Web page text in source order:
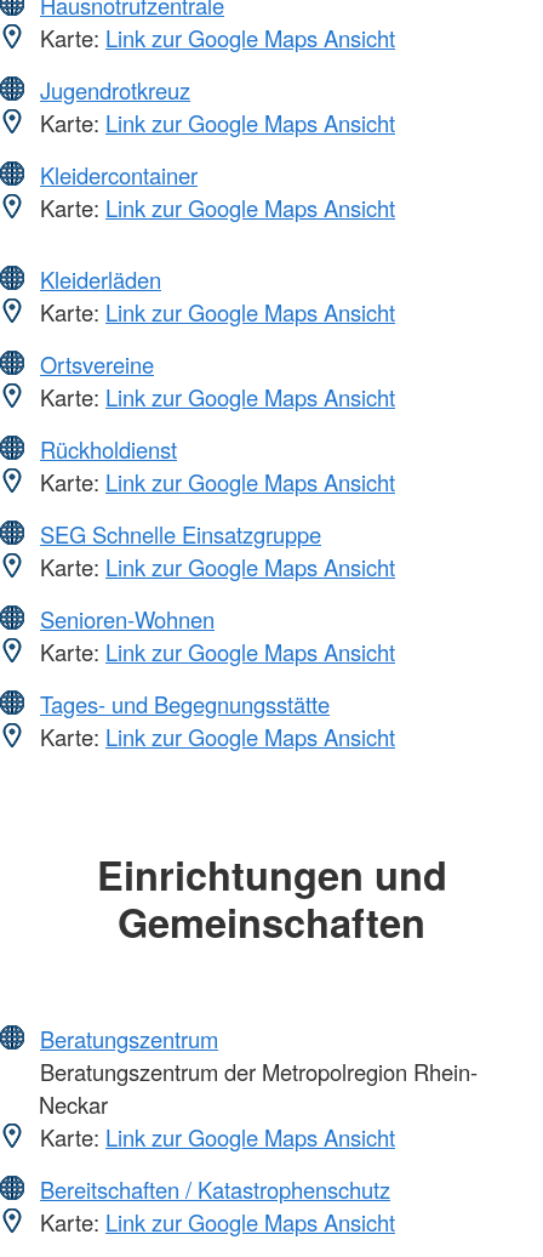
Karte: Link zur Google Maps Ansicht
Jugendrotkreuz
Karte: Link zur Google Maps Ansicht
Kleidercontainer
Karte: Link zur Google Maps Ansicht
Kleiderläden
Karte: Link zur Google Maps Ansicht
Ortsvereine
Karte: Link zur Google Maps Ansicht
Rückholdienst
Karte: Link zur Google Maps Ansicht
SEG Schnelle Einsatzgruppe
Karte: Link zur Google Maps Ansicht
Senioren-Wohnen
Karte: Link zur Google Maps Ansicht
Tages- und Begegnungsstätte
Karte: Link zur Google Maps Ansicht
Einrichtungen und
Gemeinschaften
Beratungszentrum
Beratungszentrum der Metropolregion Rhein-
Neckar
Karte: Link zur Google Maps Ansicht
Bereitschaften / Katastrophenschutz
Karte: Link zur Google Maps Ansicht